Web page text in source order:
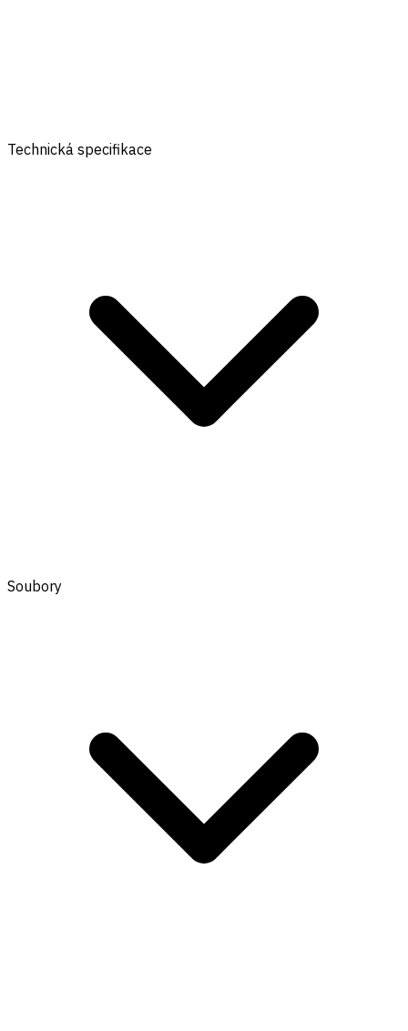
Technická specifikace
Soubory